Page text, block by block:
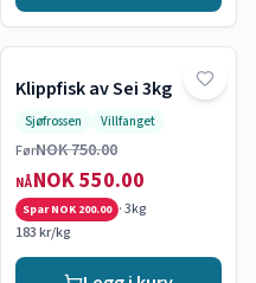
Tilbud
Klippfisk av Sei 3kg
Sjøfrossen Villfanget
FørNOK 750.00
NÅNOK 550.00
SparNOK 200.00 ·3kg
183 kr/kg